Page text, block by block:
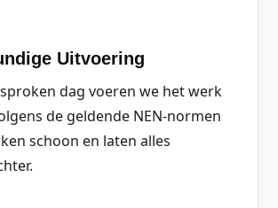
Uitvoering
dag voeren we het werk
de geldende NEN-normen
schoon en laten alles